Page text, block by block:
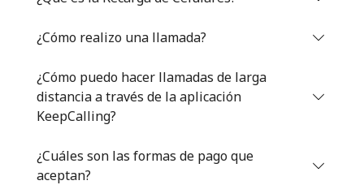
¿Olvidaste tu contraseña? →
Iniciar Sesión
¿Cómo realizo una llamada?
¿Cómo puedo hacer llamadas de larga
distancia a través de la aplicación
KeepCalling?
¿Cuáles son las formas de pago que
aceptan?